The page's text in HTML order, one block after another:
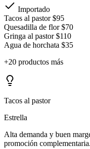
Importado
Tacos al pastor $95
Quesadilla de flor $70
Gringa al pastor $110
Agua de horchata $35
+20 productos más
Tacos al pastor
Estrella
Alta demanda y buen
promoción complementaria.